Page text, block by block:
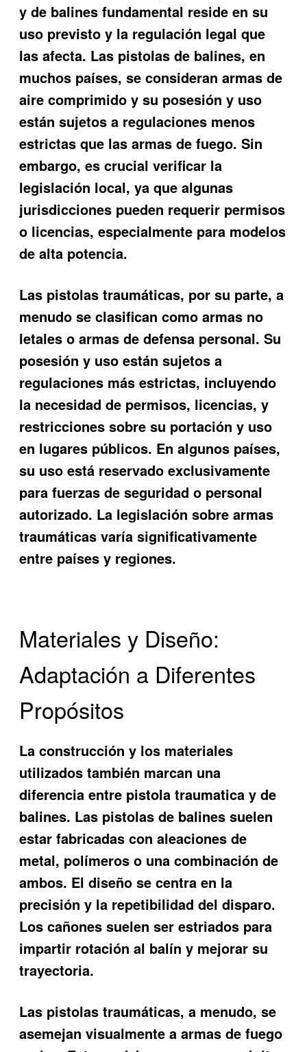
y de balines fundamental reside en su
uso previsto y la regulación legal que
las afecta. Las pistolas de balines, en
muchos países, se consideran armas de
aire comprimido y su posesión y uso
están sujetos a regulaciones menos
estrictas que las armas de fuego. Sin
embargo, es crucial verificar la
legislación local, ya que algunas
jurisdicciones pueden requerir permisos
o licencias, especialmente para modelos
de alta potencia.
Las pistolas traumáticas, por su parte, a
menudo se clasifican como armas no
letales o armas de defensa personal. Su
posesión y uso están sujetos a
regulaciones más estrictas, incluyendo
la necesidad de permisos, licencias, y
restricciones sobre su portación y uso
en lugares públicos. En algunos países,
su uso está reservado exclusivamente
para fuerzas de seguridad o personal
autorizado. La legislación sobre armas
traumáticas varía significativamente
entre países y regiones.
Materiales y Diseño:
Adaptación a Diferentes
Propósitos
La construcción y los materiales
utilizados también marcan una
diferencia entre pistola traumatica y de
balines. Las pistolas de balines suelen
estar fabricadas con aleaciones de
metal, polímeros o una combinación de
ambos. El diseño se centra en la
precisión y la repetibilidad del disparo.
Los cañones suelen ser estriados para
impartir rotación al balín y mejorar su
trayectoria.
Las pistolas traumáticas, a menudo, se
asemejan visualmente a armas de fuego